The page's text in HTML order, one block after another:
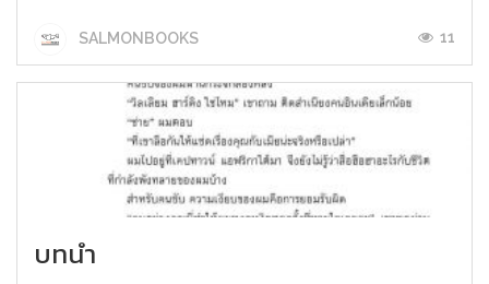
SALMONBOOKS 11
บทนำ